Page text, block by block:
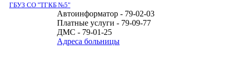
ГБУЗ СО "ТГКБ №5"
Автоинформатор - 79-02-03
Платные услуги - 79-09-77
ДМС - 79-01-25
Адреса больницы